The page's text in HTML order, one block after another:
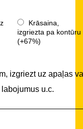
Krāsaina,
izgriezta pa kontūru
(+67%)
izgriezt uz apaļas
u.c.